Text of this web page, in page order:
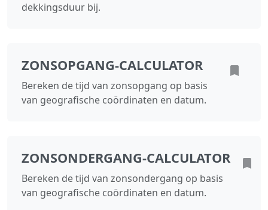
dekkingsduur bij.
ZONSOPGANG‑CALCULATOR
Bereken de tijd van zonsopgang op basis
van geografische coördinaten en datum.
ZONSONDERGANG‑CALCULATOR
Bereken de tijd van zonsondergang op basis
van geografische coördinaten en datum.